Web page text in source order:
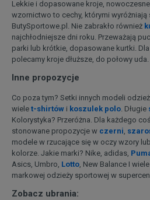
Lekkie i dopasowane kroje,
wzornictwo to cechy, którymi
ButySportowe.pl. Nie zabrakło również
najchłodniejsze dni roku. Przeważają
parki lub krótkie, dopasowane kurtki.
polecamy kroje dłuższe, do połowy uda.
Inne propozycje
Co poza tym? Setki innych modeli
wiele t-shirtów i koszulek polo. Długie
Kolorystyka? Przeróżna. Dla każdego
stonowane propozycje w czerni,
modele w rzucające się w oczy wzory
kolorze. Jakie marki? Nike, adidas,
Asics, Umbro, Lotto, New Balance I
markowej odzieży sportowej w
Zobacz ubrania: